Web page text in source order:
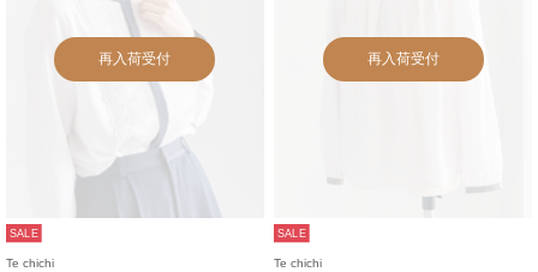
再入荷受付
SALE
Te chichi
再入荷受付
SALE
Te chichi